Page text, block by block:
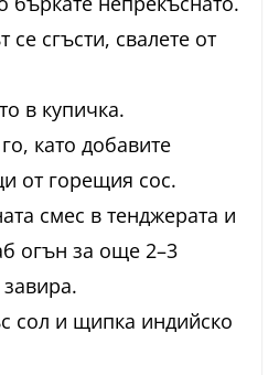
се сгъсти, свалете от
в купичка.
като добавите
от горещия сос.
смес в тенджерата и
огън за още 2–3
сол и щипка индийско